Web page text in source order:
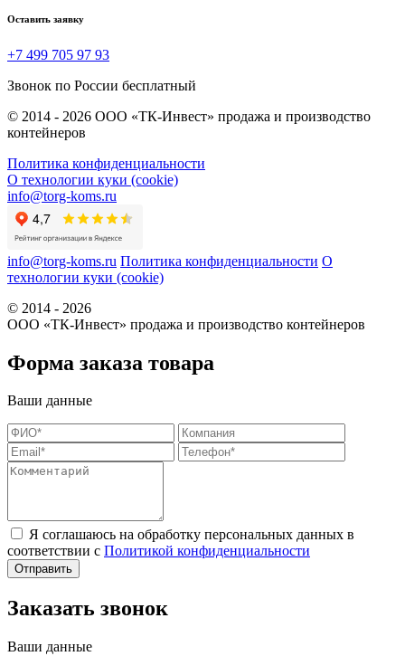
Оставить заявку
+7 499 705 97 93
Звонок по России бесплатный
© 2014 - 2026 ООО «ТК-Инвест» продажа и производство
контейнеров
Политика конфиденциальности
О технологии куки (cookie)
info@torg-koms.ru
info@torg-koms.ru Политика конфиденциальности О
технологии куки (cookie)
© 2014 - 2026
ООО «ТК-Инвест» продажа и производство контейнеров
Форма заказа товара
Ваши данные
Я соглашаюсь на обработку персональных данных в
соответствии с Политикой конфиденциальности
Заказать звонок
Ваши данные